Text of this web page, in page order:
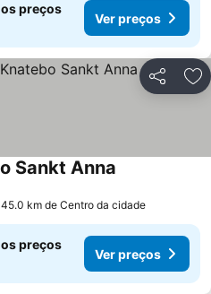
preços
Ver preços
Partilhar
Sankt Anna
km de Centro da cidade
preços
Ver preços